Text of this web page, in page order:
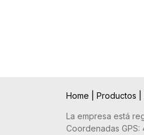
Home Productos
La empresa está
Coordenadas GPS: